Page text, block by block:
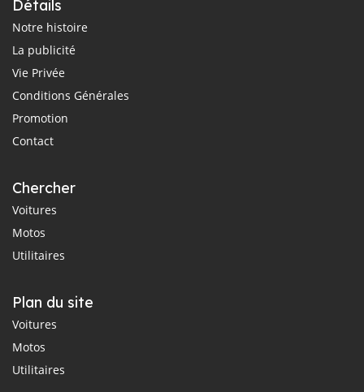
Détails
Notre histoire
La publicité
Vie Privée
Conditions Générales
Promotion
Contact
Chercher
Voitures
Motos
Utilitaires
Plan du site
Voitures
Motos
Utilitaires